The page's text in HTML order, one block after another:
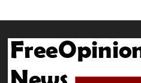
2024-03-21 18:13:09
Θεσσαλονίκη: Συνελήφθη
δρεπάνι και κατσαβίδι σε
2024-03-21 17:58:30